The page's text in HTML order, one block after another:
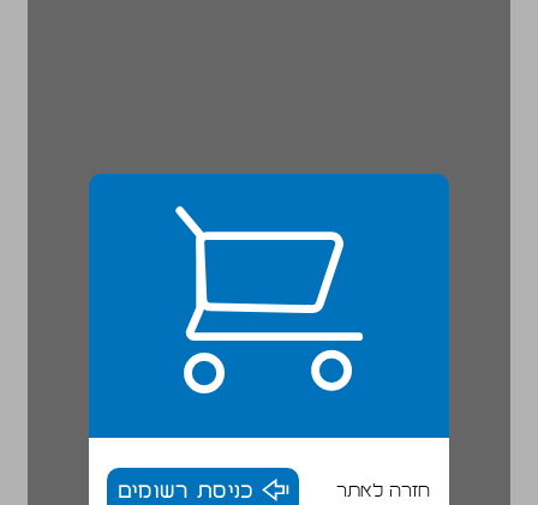
חזרה לאתר כניסת רשומים